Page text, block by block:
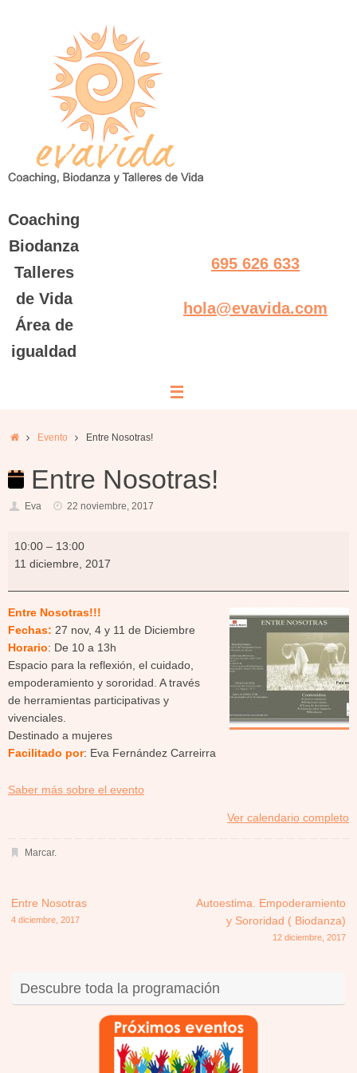
Coaching
Biodanza
Talleres
de Vida
Área de
igualdad
695 626 633
hola@evavida.com
InicioEvento Entre Nosotras!
Entre Nosotras!
Eva 22 noviembre, 2017
Entre
Nosotras!
10:00 – 13:00
11 diciembre, 2017
Entre Nosotras!!!
Fechas: 27 nov, 4 y 11 de Diciembre
Horario: De 10 a 13h
Espacio para la reflexión, el cuidado,
empoderamiento y sororidad. A través
de herramientas participativas y
vivenciales.
Destinado a mujeres
Facilitado por: Eva Fernández Carreirra
Saber más sobre el eventoabout
Ver calendario completo
Marcar.
Entre Nosotras
4 diciembre, 2017
Autoestima. Empoderamiento
y Sororidad ( Biodanza)
12 diciembre, 2017
Descubre toda la programación